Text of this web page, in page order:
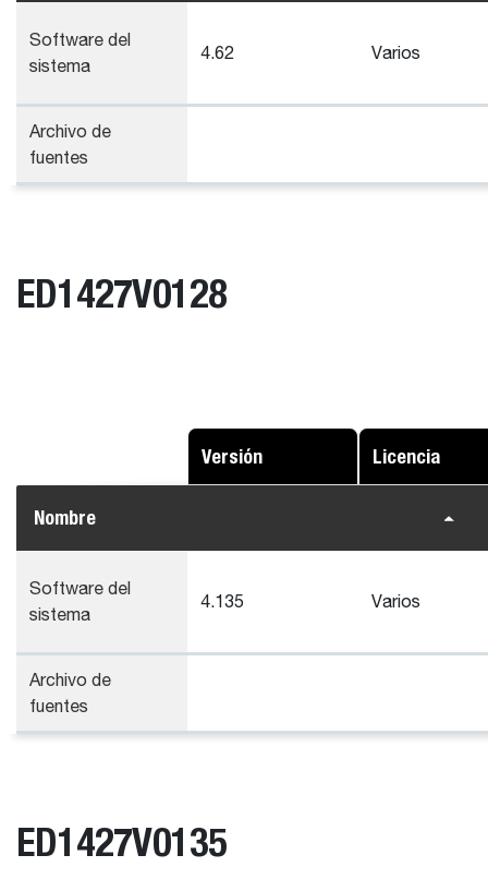
Software del
sistema
4.62 Varios
Archivo de
fuentes
ED1427V0128
Versión Licencia
Nombre
Software del
sistema
4.135 Varios
Archivo de
fuentes
ED1427V0135